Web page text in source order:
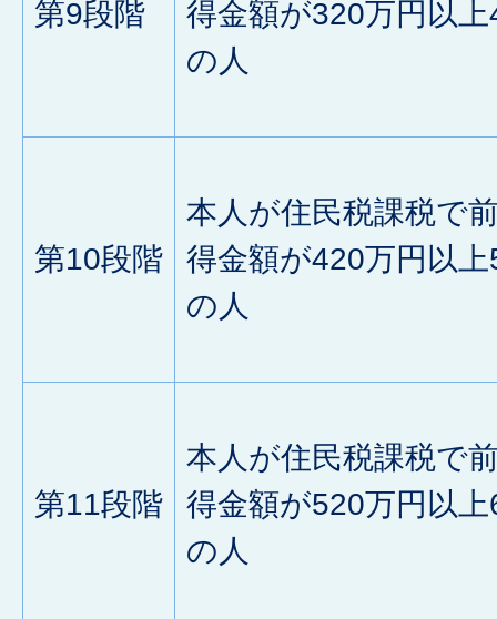
第9段階
得金額が320万円以
の人
第10段階
本人が住民税課税で
得金額が420万円以
の人
第11段階
本人が住民税課税で
得金額が520万円以
の人